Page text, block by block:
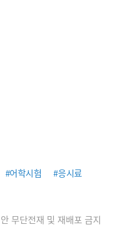
#어학시험
#응시료
무단전재 및 재배포 금지